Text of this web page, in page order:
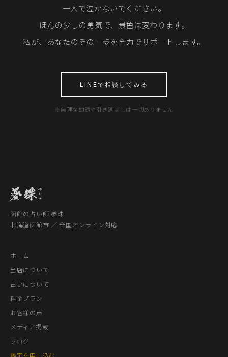
一人で泣かないでください。
ほんの少しの勇気で、景色は変わります。
私が、あなたのその一歩を全力でサポートします。
LINEで相談してみる
※無理な勧誘や引き延ばしは一切ありません
函館の占い師 夢珠
北海道函館市 ／ 全国オンライン対応
ホーム
当店について
占いについて
料金プラン
お客様の声
メディア掲載
ブログ
鑑定を申し込む